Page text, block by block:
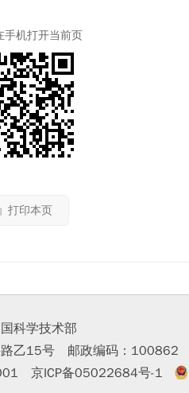
手机打开当前页
打印本页
科学技术部
路乙15号 邮政编码：100862
京ICP备05022684号-1